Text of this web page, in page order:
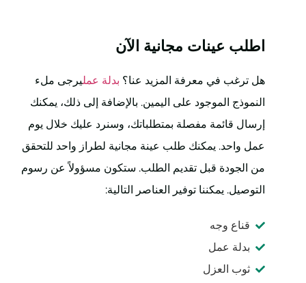
اطلب عينات مجانية الآن
هل ترغب في معرفة المزيد عنا؟ بدلة عمليرجى ملء
النموذج الموجود على اليمين. بالإضافة إلى ذلك، يمكنك
إرسال قائمة مفصلة بمتطلباتك، وسنرد عليك خلال يوم
عمل واحد. يمكنك طلب عينة مجانية لطراز واحد للتحقق
من الجودة قبل تقديم الطلب. ستكون مسؤولاً عن رسوم
التوصيل. يمكننا توفير العناصر التالية:
قناع وجه
بدلة عمل
ثوب العزل